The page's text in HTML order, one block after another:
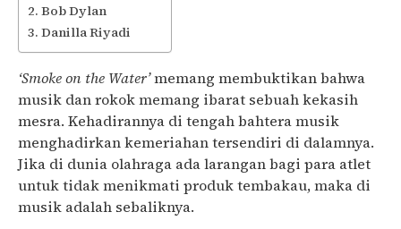
Bob Dylan
Danilla Riyadi
‘Smoke on the Water’memang membuktikan bahwa
musik dan rokok memang ibarat sebuah kekasih
mesra. Kehadirannya di tengah bahtera musik
menghadirkan kemeriahan tersendiri di dalamnya.
Jika di dunia olahraga ada larangan bagi para atlet
untuk tidak menikmati produk tembakau, maka di
musik adalah sebaliknya.